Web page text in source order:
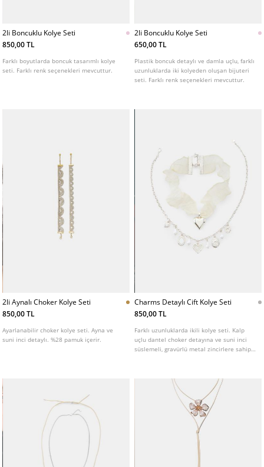
2li Boncuklu Kolye Seti
850,00 TL
Farklı boyutlarda boncuk tasarımlı kolye
seti. Farklı renk seçenekleri mevcuttur.
2li Boncuklu Kolye Seti
650,00 TL
Plastik boncuk detaylı ve damla uçlu, farklı
uzunluklarda iki kolyeden oluşan bijuteri
seti. Farklı renk seçenekleri mevcuttur.
2li Aynalı Choker Kolye Seti
850,00 TL
Ayarlanabilir choker kolye seti. Ayna ve
suni inci detaylı. %28 pamuk içerir.
Charms Detaylı Cift Kolye Seti
850,00 TL
Farklı uzunluklarda ikili kolye seti. Kalp
uçlu dantel choker detayına ve suni inci
süslemeli, gravürlü metal zincirlere sahip